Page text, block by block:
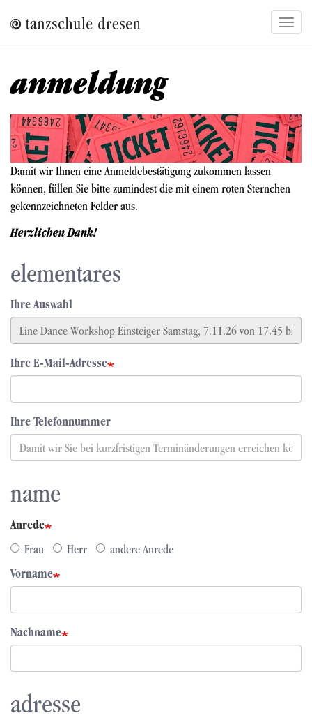
zum
Inhalt
anmeldung
Bild
Damit wir Ihnen eine Anmeldebestätigung zukommen lassen
können, füllen Sie bitte zumindest die mit einem roten Sternchen
gekennzeichneten Felder aus.
Herzlichen Dank!
elementares
Ihre Auswahl
Ihre E-Mail-Adresse
Ihre Telefonnummer
name
Anrede
Frau
Herr
andere Anrede
Vorname
Nachname
adresse